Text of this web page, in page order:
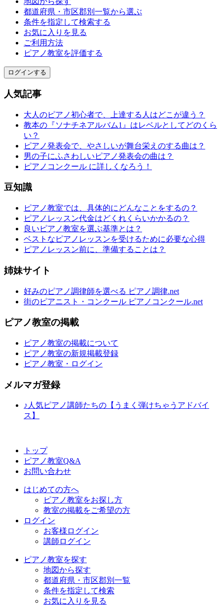
都道府県・市区郡別一覧から選ぶ
条件を指定して検索する
お気に入りを見る
ご利用方法
ピアノ教室を評価する
ログインする
人気記事
大人のピアノ初心者で、上達する人はどこが違う？
教本の『ソナチネアルバム1』はレベルとしてどのくら
い？
ピアノ発表会で、やさしいが舞台栄えのする曲は？
男の子にふさわしいピアノ発表会の曲は？
ピアノコンクール に詳しくなろう！
豆知識
ピアノ教室では、具体的にどんなことをするの？
ピアノレッスン代金はどくれくらいかかるの？
良いピアノ教室を選ぶ基準とは？
ベストなピアノレッスンを受けるために必要な心得
ピアノレッスン前に、準備することは？
姉妹サイト
好みのピアノ調律師を選べる ピアノ調律.net
街のピアニスト・コンクール ピアノコンクール.net
ピアノ教室の掲載
ピアノ教室の掲載について
ピアノ教室の新規掲載登録
ピアノ教室・ログイン
メルマガ登録
♪人気ピアノ講師たちの【うまく弾けちゃうアドバイ
ス】
トップ
ピアノ教室Q&A
お問い合わせ
はじめての方へ
ピアノ教室をお探し方
教室の掲載をご希望の方
ログイン
お客様ログイン
講師ログイン
ピアノ教室を探す
地図から探す
都道府県・市区郡別一覧
条件を指定して検索
お気に入りを見る